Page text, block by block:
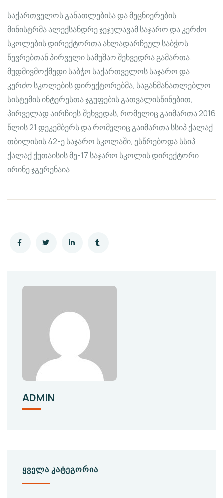
საქართველოს განათლებისა და მეცნიერების
მინისტრმა ალექსანდრე ჯეჯელავამ საჯარო და კერძო
სკოლების დირექტორთა ახლადარჩეულ საბჭოს
წევრებთან პირველი სამუშაო შეხვედრა გამართა.
მუდმივმოქმედი საბჭო საქართველოს საჯარო და
კერძო სკოლების დირექტორებმა, საგანმანათლებლო
სისტემის ინტერესთა ჯგუფების გათვალისწინებით,
პირველად აირჩიეს.შეხვედას, რომელიც გაიმართა 2016
წლის 21 დეკემბერს და რომელიც გაიმართა სსიპ ქალაქ
თბილისის 42-ე საჯარო სკოლაში, ესწრებოდა სსიპ
ქალაქ ქუთაისის მე-17 საჯარო სკოლის დირექტორი
ირინე ჯგერენაია
ADMIN
ᲧᲕᲔᲚᲐ ᲙᲐᲢᲔᲒᲝᲠᲘᲐ